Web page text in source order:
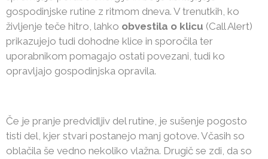
gospodinjske rutine z ritmom dneva. V trenutkih, ko
življenje teče hitro, lahko obvestila o klicu (Call Alert)
prikazujejo tudi dohodne klice in sporočila ter
uporabnikom pomagajo ostati povezani, tudi ko
opravljajo gospodinjska opravila.
Če je pranje predvidljiv del rutine, je sušenje pogosto
tisti del, kjer stvari postanejo manj gotove. Včasih so
oblačila še vedno nekoliko vlažna. Drugič se zdi, da so